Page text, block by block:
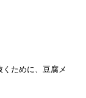
ために、豆腐メ